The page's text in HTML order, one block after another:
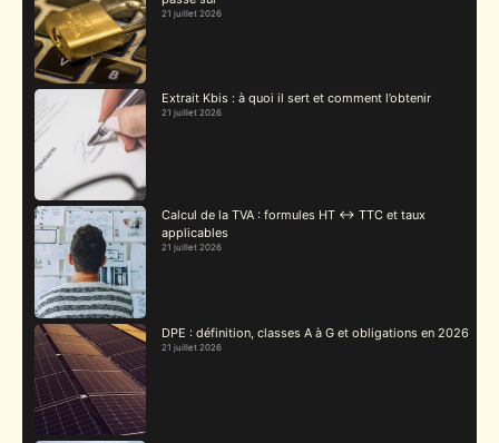
21 juillet 2026
Extrait Kbis : à quoi il sert et comment l’obtenir
21 juillet 2026
Calcul de la TVA : formules HT ↔ TTC et taux
applicables
21 juillet 2026
DPE : définition, classes A à G et obligations en 2026
21 juillet 2026